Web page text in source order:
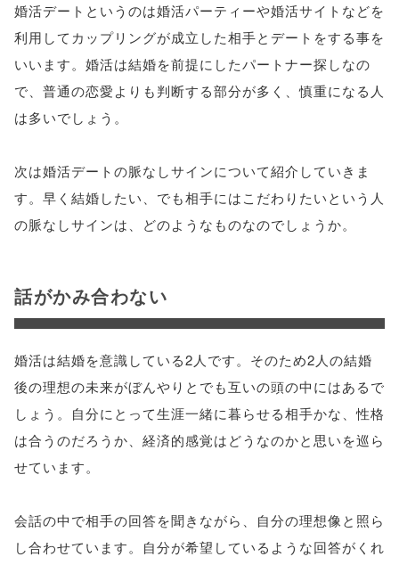
婚活デートというのは婚活パーティーや婚活サイトなどを
利用してカップリングが成立した相手とデートをする事を
いいます。婚活は結婚を前提にしたパートナー探しなの
で、普通の恋愛よりも判断する部分が多く、慎重になる人
は多いでしょう。
次は婚活デートの脈なしサインについて紹介していきま
す。早く結婚したい、でも相手にはこだわりたいという人
の脈なしサインは、どのようなものなのでしょうか。
話がかみ合わない
婚活は結婚を意識している2人です。そのため2人の結婚
後の理想の未来がぼんやりとでも互いの頭の中にはあるで
しょう。自分にとって生涯一緒に暮らせる相手かな、性格
は合うのだろうか、経済的感覚はどうなのかと思いを巡ら
せています。
会話の中で相手の回答を聞きながら、自分の理想像と照ら
し合わせています。自分が希望しているような回答がくれ